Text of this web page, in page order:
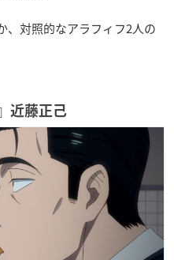
、対照的なアラフィフ2人の
近藤正己